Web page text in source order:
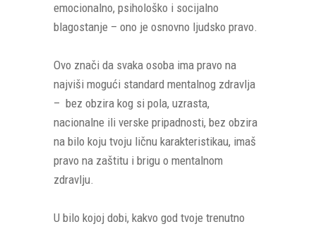
emocionalno, psihološko i socijalno
blagostanje – ono je osnovno ljudsko pravo.
Ovo znači da svaka osoba ima pravo na
najviši mogući standard mentalnog zdravlja
– bez obzira kog si pola, uzrasta,
nacionalne ili verske pripadnosti, bez obzira
na bilo koju tvoju ličnu karakteristikau, imaš
pravo na zaštitu i brigu o mentalnom
zdravlju.
U bilo kojoj dobi, kakvo god tvoje trenutno